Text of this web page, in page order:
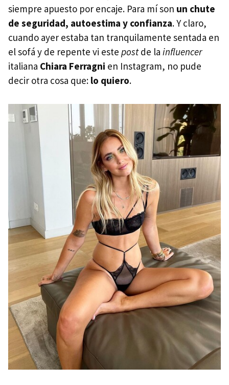
siempre apuesto por encaje. Para mí son un chute
de seguridad, autoestima y confianza. Y claro,
cuando ayer estaba tan tranquilamente sentada en
el sofá y de repente vi este postde la influencer
italiana Chiara Ferragni en Instagram, no pude
decir otra cosa que: lo quiero.